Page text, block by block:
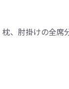
、肘掛けの全席